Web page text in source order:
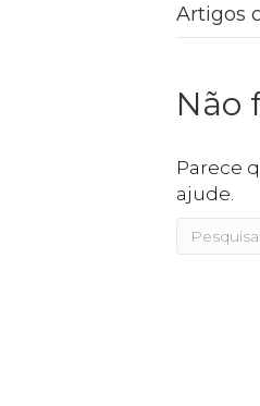
Artigos
Não
Parece
ajude.